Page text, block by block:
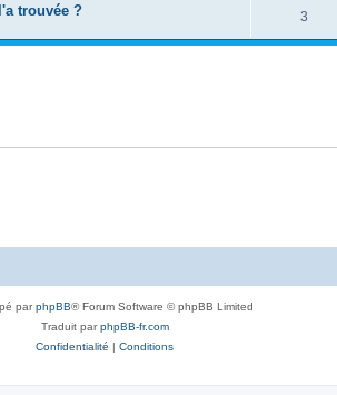
trouvée ? 3
parphpBB® Forum Software © phpBB Limited
Traduit parphpBB-fr.com
Confidentialité | Conditions